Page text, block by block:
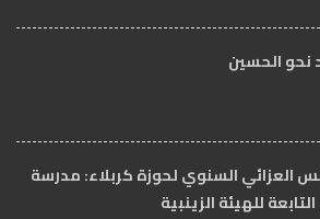
نحو الحسين
العزائي السنوي لحوزة كربلاء: مدرسة
للهيئة الزينبية